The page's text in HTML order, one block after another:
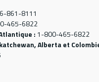
861-8111
465-6822
: 1-800-465-6822
Alberta et